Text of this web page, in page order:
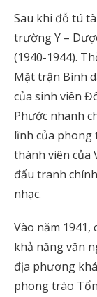
Sau khi đỗ tú
trường Y –
(1940-1944).
Mặt trận Bình
của sinh viên
Phước nhanh
lĩnh của phong
thành viên của
đấu tranh
nhạc.
Vào năm 1941,
khả năng văn
địa phương
phong trào